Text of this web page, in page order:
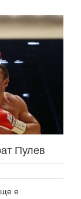
Пулев
ще е